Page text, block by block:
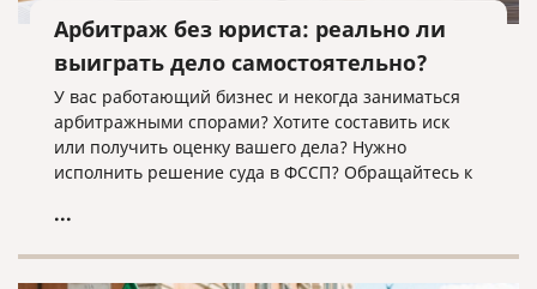
Арбитраж без юриста: реально ли
выиграть дело самостоятельно?
У вас работающий бизнес и некогда заниматься
арбитражными спорами? Хотите составить иск
или получить оценку вашего дела? Нужно
исполнить решение суда в ФССП? Обращайтесь к
...